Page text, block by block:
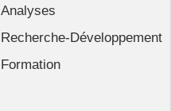
Analyses
Recherche-Développement
Formation